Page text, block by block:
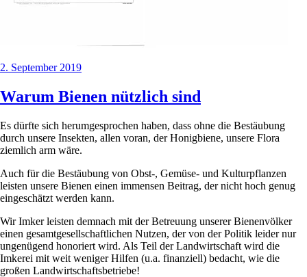
Veröffentlicht
2. September 2019
Warum Bienen nützlich sind
Es dürfte sich herumgesprochen haben, dass ohne die Bestäubung
durch unsere Insekten, allen voran, der Honigbiene, unsere Flora
ziemlich arm wäre.
Auch für die Bestäubung von Obst-, Gemüse- und Kulturpflanzen
leisten unsere Bienen einen immensen Beitrag, der nicht hoch genug
eingeschätzt werden kann.
Wir Imker leisten demnach mit der Betreuung unserer Bienenvölker
einen gesamtgesellschaftlichen Nutzen, der von der Politik leider nur
ungenügend honoriert wird. Als Teil der Landwirtschaft wird die
Imkerei mit weit weniger Hilfen (u.a. finanziell) bedacht, wie die
großen Landwirtschaftsbetriebe!